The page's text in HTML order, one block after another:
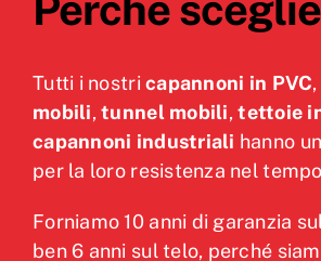
Tutti i nostricapannoni in PVC,
mobili,tunnel mobili,tettoie
capannoni industriali hanno
per la loro resistenza nel
Forniamo 10 anni di garanzia
ben 6 anni sul telo, perché